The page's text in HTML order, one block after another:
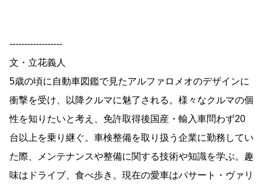
------------------
文・立花義人
5歳の頃に自動車図鑑で見たアルファロメオのデザインに
衝撃を受け、以降クルマに魅了される。様々なクルマの個
性を知りたいと考え、免許取得後国産・輸入車問わず20
台以上を乗り継ぐ。車検整備を取り扱う企業に勤務してい
た際、メンテナンスや整備に関する技術や知識を学ぶ。趣
味はドライブ、食べ歩き。現在の愛車はパサート・ヴァリ